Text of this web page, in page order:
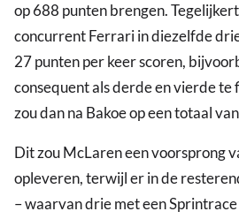
op 688 punten brengen.
concurrent Ferrari in diezelfde
27 punten per keer scoren,
consequent als derde en vierde te
zou dan na Bakoe op een totaal
Dit zou McLaren een voorsprong
opleveren, terwijl er in de
– waarvan drie met een